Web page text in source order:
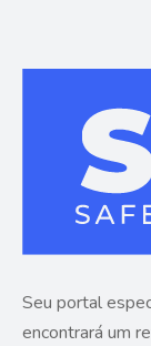
Seu portal
encontrará um